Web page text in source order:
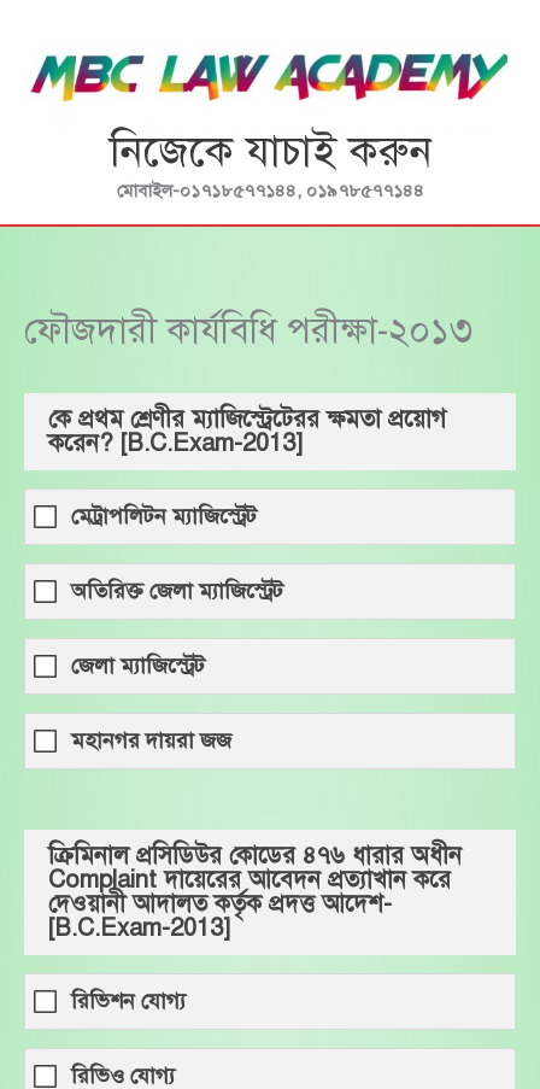
content
নিজেকে যাচাই করুন
মোবাইল-০১৭১৮৫৭৭১৪৪, ০১৯৭৮৫৭৭১৪৪
ফৌজদারী কার্যবিধি পরীক্ষা-২০১৩
কে প্রথম শ্রেণীর ম্যাজিস্ট্রেটেরর ক্ষমতা প্রয়োগ
করেন? [B.C.Exam-2013]
মেট্রাপলিটন ম্যাজিস্ট্রেট
অতিরিক্ত জেলা ম্যাজিস্ট্রেট
জেলা ম্যাজিস্ট্রেট
মহানগর দায়রা জজ
ক্রিমিনাল প্রসিডিউর কোডের ৪৭৬ ধারার অধীন
Complaint দায়েরের আবেদন প্রত্যাখান করে
দেওয়ানী আদালত কর্তৃক প্রদত্ত আদেশ-
[B.C.Exam-2013]
রিভিশন যোগ্য
রিভিও যোগ্য